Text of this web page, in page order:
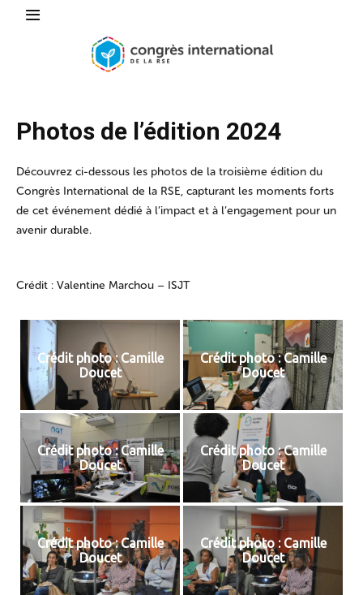
Photos de l’édition 2024
Découvrez ci-dessous les photos de la troisième édition du
Congrès International de la RSE, capturant les moments forts
de cet événement dédié à l’impact et à l’engagement pour un
avenir durable.
Crédit : Valentine Marchou – ISJT
Crédit photo : Camille
Doucet
Crédit photo : Camille
Doucet
Crédit photo : Camille
Doucet
Crédit photo : Camille
Doucet
Crédit photo : Camille
Doucet
Crédit photo : Camille
Doucet